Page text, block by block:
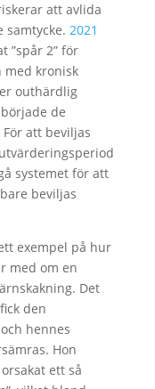
att avlida
samtycke. 2021
”spår 2” för
med kronisk
outhärdlig
de
att beviljas
systemet för att
beviljas
exempel på hur
med om en
Det
den
hennes
Hon
ett så